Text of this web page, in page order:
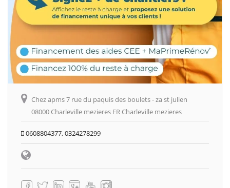
Chez apms 7 rue du paquis des boulets - za st julien
08000 Charleville mezieres FR Charleville mezieres
0608804377, 0324278299